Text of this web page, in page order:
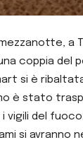
coppia del
si è
è stato
i vigili del
si avranno